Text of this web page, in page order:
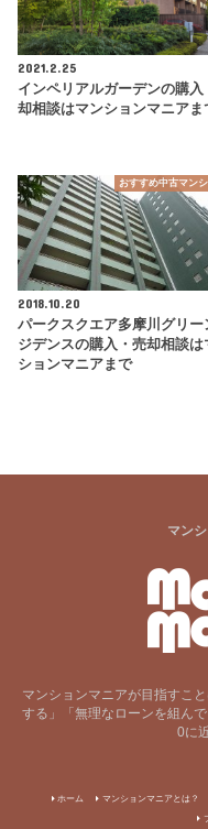
2021.2.25
インペリアルガーデンの購入
却相談はマンションマニアま
おすすめ中古マン
2018.10.20
パークスクエア多摩川グリー
ジデンスの購入・売却相談は
ションマニアまで
マン
マンションマニアが目指すこ
する」「無理なローンを組ん
0に
ホーム マンションマニアとは？